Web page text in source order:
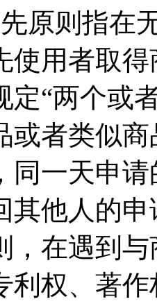
先原则指
使用者取
定“两个或
或者类似
同一天申
其他人的
，在遇到
利权、著